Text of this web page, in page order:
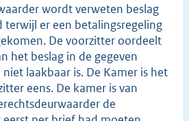
wordt verweten beslag
terwijl er een betalingsregeling
De voorzitter oordeelt
het beslag in de gegeven
laakbaar is. De Kamer is het
eens. De kamer is van
de